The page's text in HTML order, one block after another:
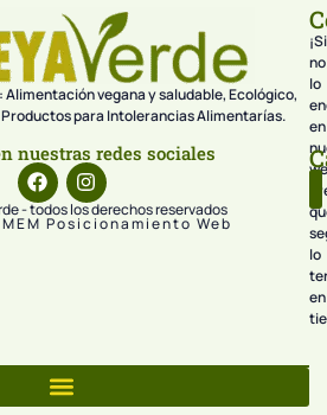
vegana y saludable, Ecológico,
para Intolerancias Alimentarías.
nuestras redes sociales
- todos los derechos reservados
Posicionamiento Web
¡Si
no
lo
en
lo
en